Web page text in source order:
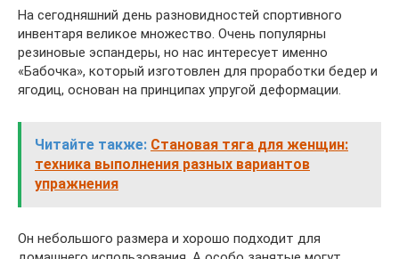
На сегодняшний день разновидностей спортивного
инвентаря великое множество. Очень популярны
резиновые эспандеры, но нас интересует именно
«Бабочка», который изготовлен для проработки бедер и
ягодиц, основан на принципах упругой деформации.
Читайте также: Становая тяга для женщин:
техника выполнения разных вариантов
упражнения
Он небольшого размера и хорошо подходит для